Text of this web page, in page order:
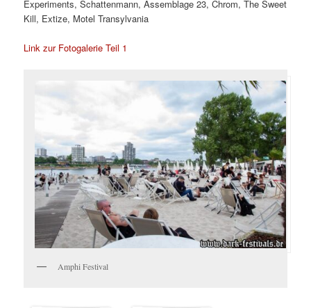
Experiments, Schattenmann, Assemblage 23, Chrom, The Sweet
Kill, Extize, Motel Transylvania
Link zur Fotogalerie Teil 1
Amphi Festival